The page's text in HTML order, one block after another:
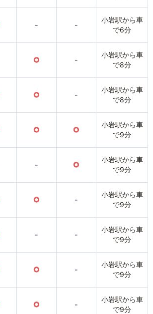
- -
小岩駅から車
で6分
○ -
小岩駅から車
で8分
○ -
小岩駅から車
で8分
○ ○
小岩駅から車
で9分
- ○
小岩駅から車
で9分
○ -
小岩駅から車
で9分
- -
小岩駅から車
で9分
○ -
小岩駅から車
で9分
○ -
小岩駅から車
で9分